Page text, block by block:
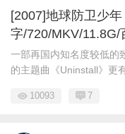
[2007]地球防卫少
字/720/MKV/11.8G/
一部再国内知名度较低的
的主题曲《Uninstall》更
10093 7